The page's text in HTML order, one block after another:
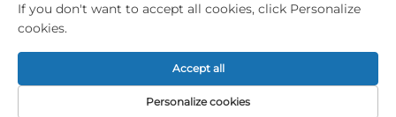
Copyright © 2026 중국 승시 스포츠 테크 천진 유한회사. 판
If you don't want to accept all cookies, click Personalize
cookies.
Personalize cookies
Accept all